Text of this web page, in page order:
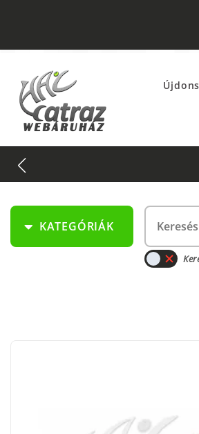
KATEGÓRIÁK